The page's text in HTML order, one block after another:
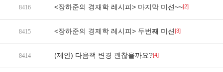
8416 <장하준의 경재학 레시피> 마지막 미션~~[2]
8415 <장하준의 경제학 레시피> 두번째 미션[3]
8414 (제안) 다음책 변경 괜찮을까요?[4]